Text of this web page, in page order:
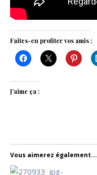
Faites-en profiter vos amis :
J’aime ça :
Vous aimerez également...